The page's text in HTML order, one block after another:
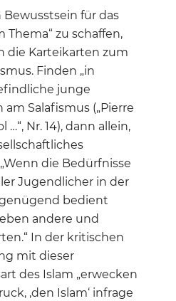
Bewusstsein für das
Thema“ zu schaffen,
die Karteikarten zum
Finden „in
junge
Salafismus („Pierre
…“, Nr. 14), dann allein,
die Bedürfnisse
Jugendlicher in der
bedient
andere und
In der kritischen
mit dieser
des Islam „erwecken
‚den Islam‘ infrage